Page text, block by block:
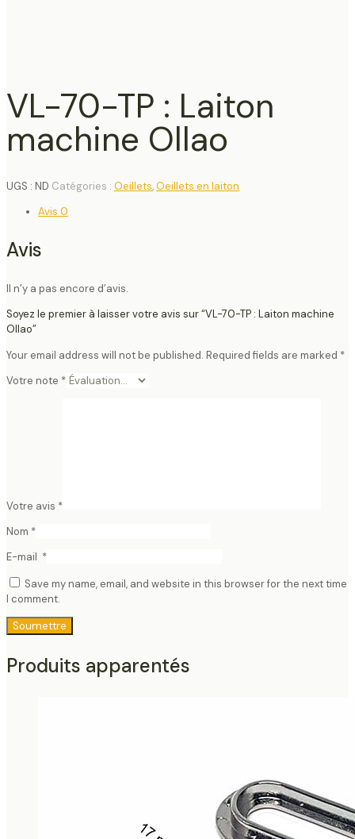
VL-70-TP : Laiton
machine Ollao
UGS : ND Catégories : Oeillets,Oeillets en laiton
Avis 0
Avis
Il n’y a pas encore d’avis.
Soyez le premier à laisser votre avis sur “VL-70-TP : Laiton machine
Ollao”
Your email address will not be published. Required fields are marked *
Votre note *
Votre avis *
Nom *
E-mail *
Save my name, email, and website in this browser for the next time
I comment.
Produits apparentés